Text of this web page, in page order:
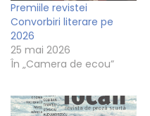
Premiile revistei
Convorbiri literare pe
2026
25 mai 2026
În „Camera de ecou”